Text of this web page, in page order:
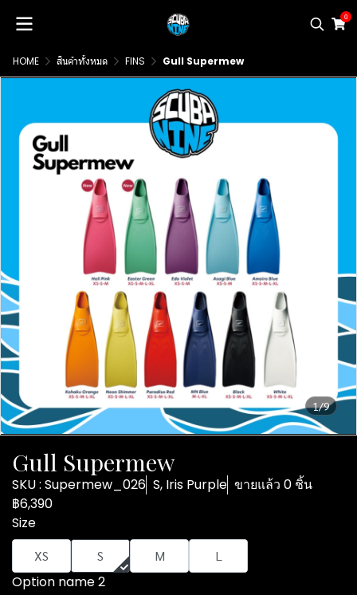
0
HOME สินค้าทั้งหมด FINS Gull Supermew
1/9
Gull Supermew
SKU : Supermew_026 S, Iris Purple ขายแล้ว 0 ชิ้น
฿6,390
Size
XS S M L
Option name 2